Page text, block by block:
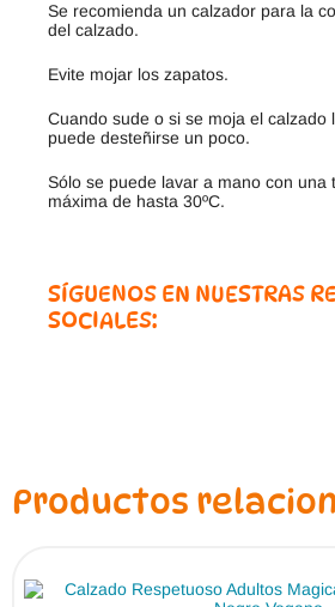
Se recomienda un calzador para la
del calzado.
Evite mojar los zapatos.
Cuando sude o si se moja el calzado
puede desteñirse un poco.
Sólo se puede lavar a mano con una
máxima de hasta 30ºC.
SÍGUENOS EN NUESTRAS
SOCIALES:
Productos